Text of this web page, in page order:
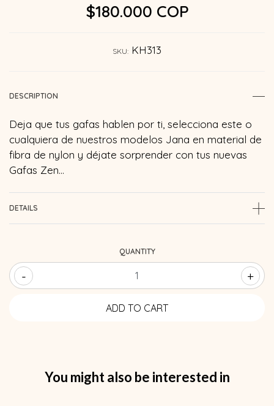
$180.000 COP
SKU: KH313
DESCRIPTION
Deja que tus gafas hablen por ti, selecciona este o
cualquiera de nuestros modelos Jana en material de
fibra de nylon y déjate sorprender con tus nuevas
Gafas Zen…
DETAILS
QUANTITY
- +
You might also be interested in